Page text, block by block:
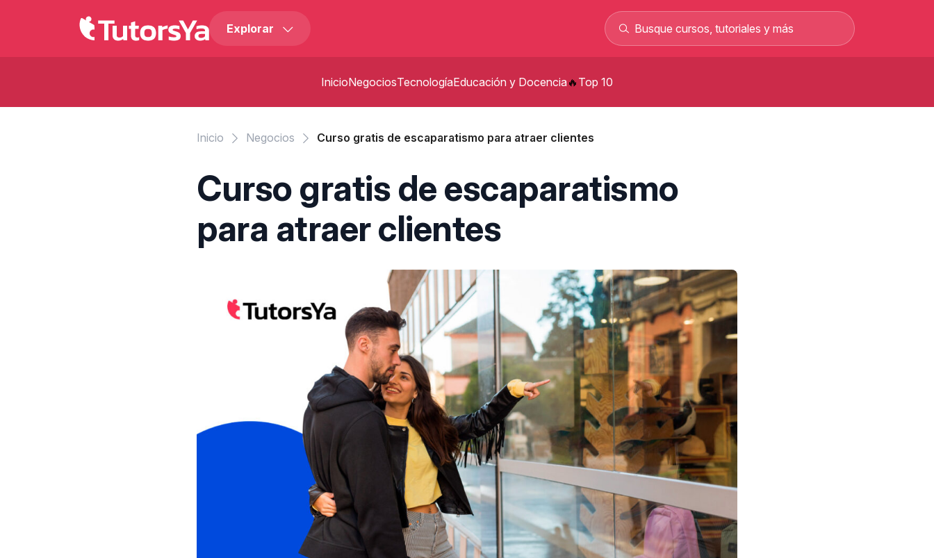
Explorar
Curso de carretillero gratis: curso
profesional 100% online
Curso gratis de mecánica automotriz con
InicioNegociosTecnologíaEducación y Docencia Top 10
Inicio Negocios Curso gratis de escaparatismo para atraer clientes
Curso gratis de escaparatismo
para atraer clientes